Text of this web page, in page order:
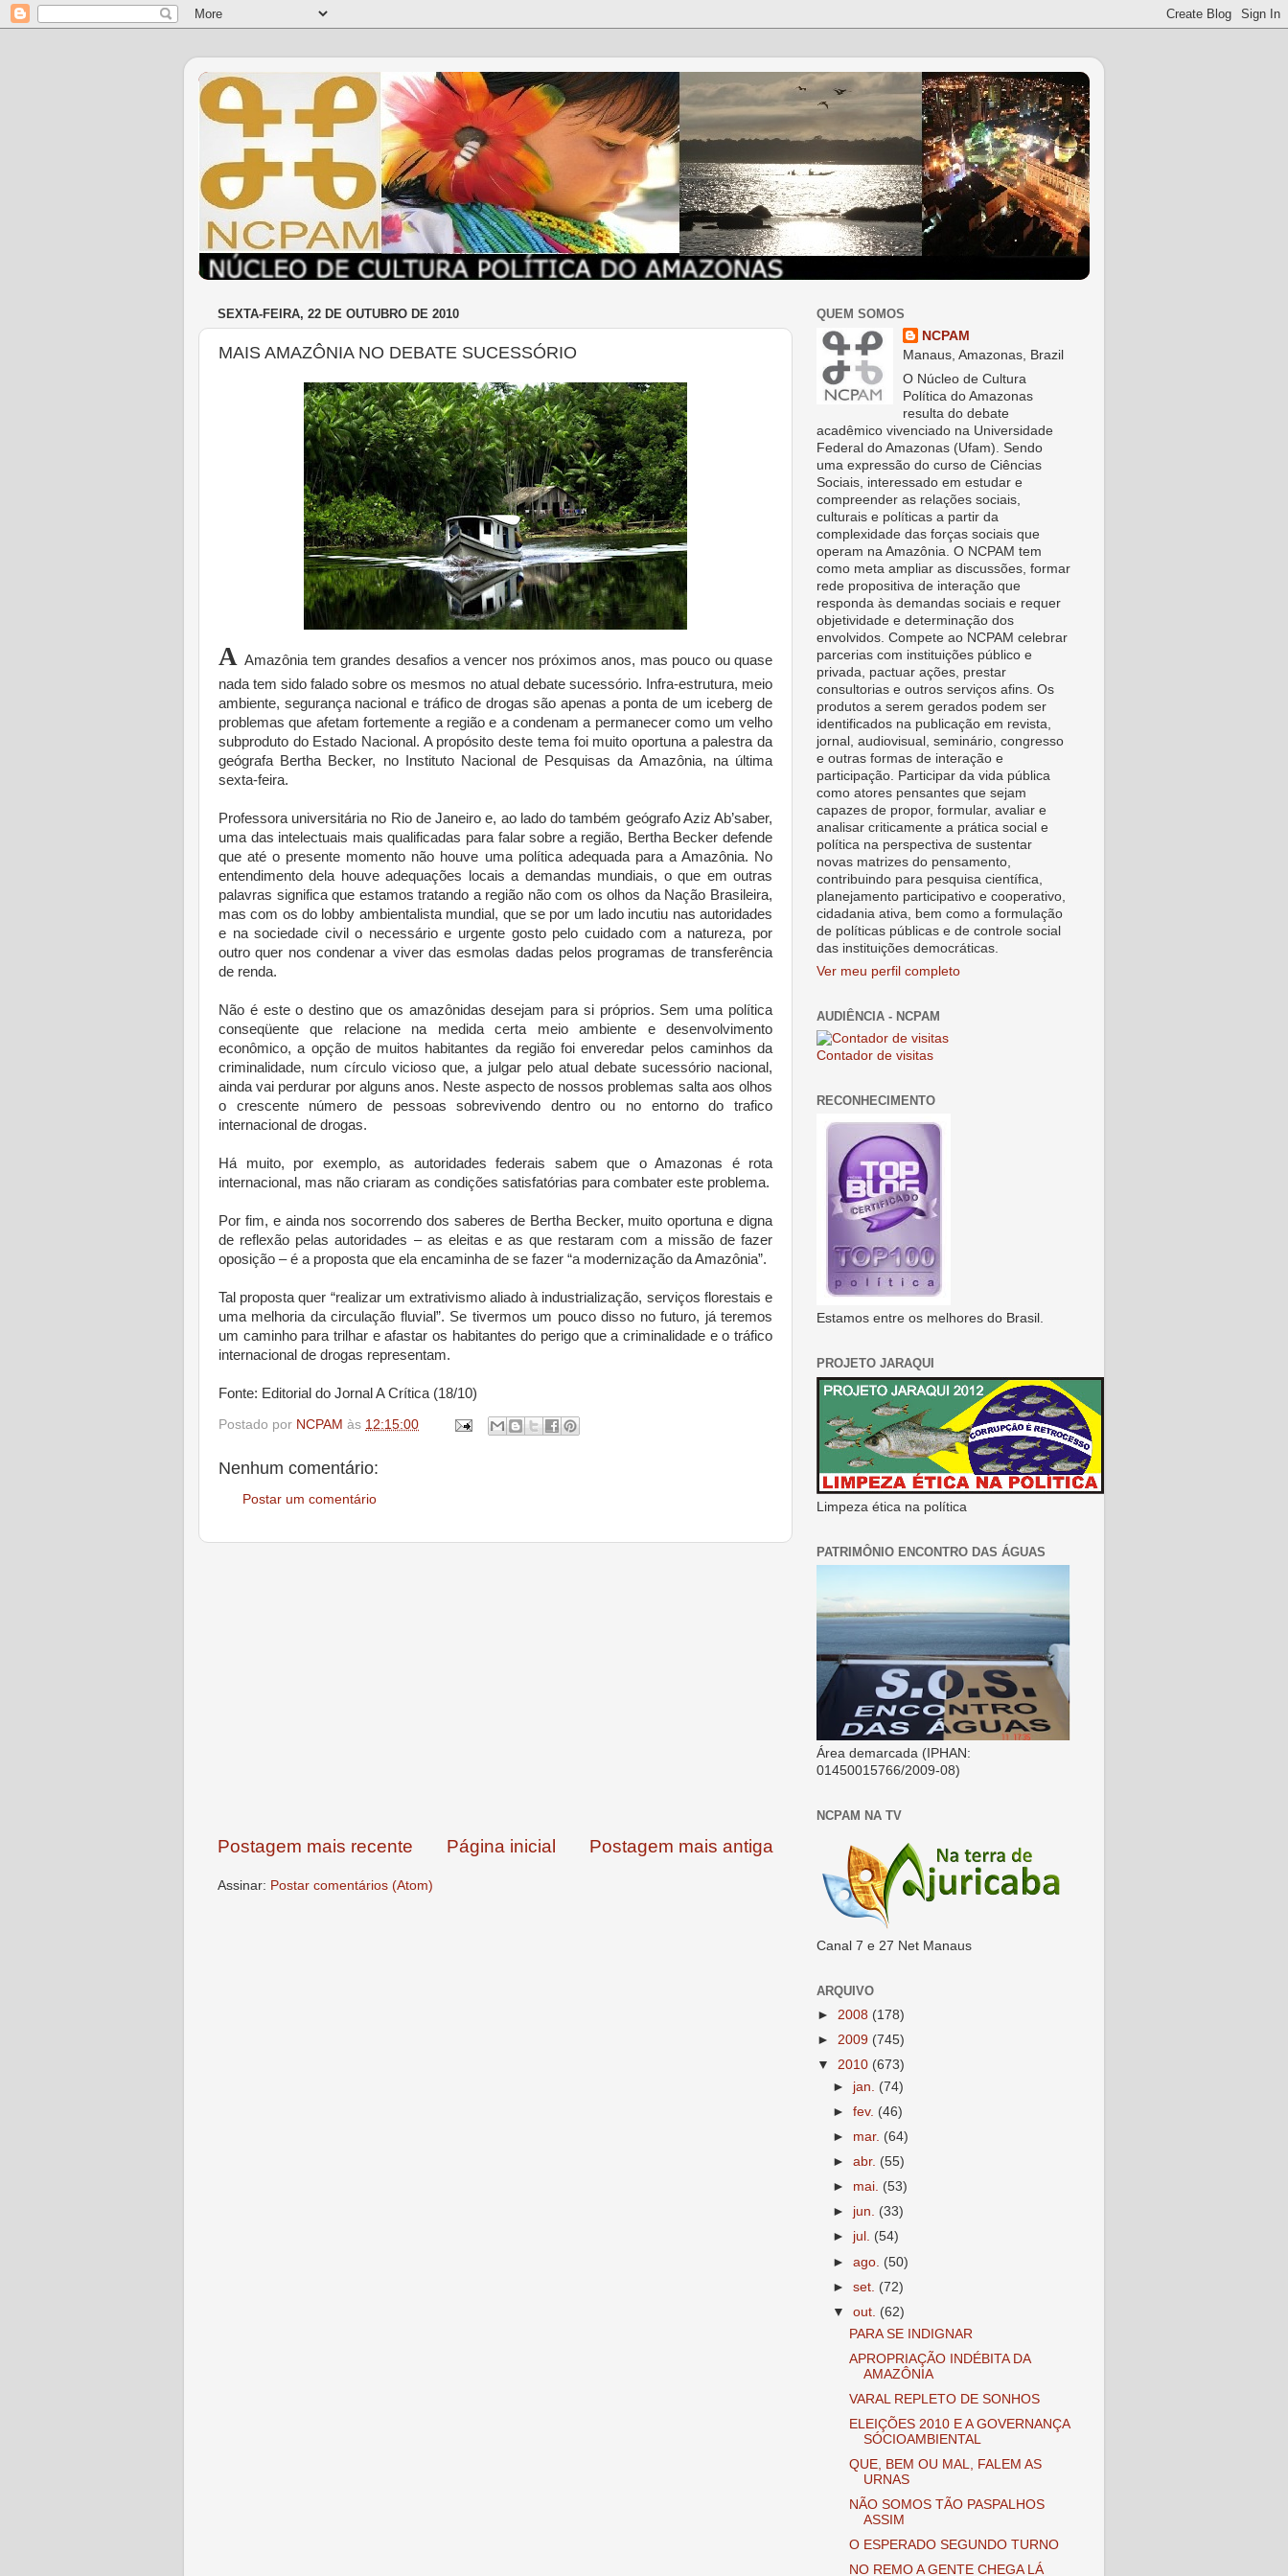
SEXTA-FEIRA, 22 DE OUTUBRO DE 2010
MAIS AMAZÔNIA NO DEBATE SUCESSÓRIO
A Amazônia tem grandes desafios a vencer nos próximos anos, mas pouco ou quase
nada tem sido falado sobre os mesmos no atual debate sucessório. Infra-estrutura, meio
ambiente, segurança nacional e tráfico de drogas são apenas a ponta de um iceberg de
problemas que afetam fortemente a região e a condenam a permanecer como um velho
subproduto do Estado Nacional. A propósito deste tema foi muito oportuna a palestra da
geógrafa Bertha Becker, no Instituto Nacional de Pesquisas da Amazônia, na última
sexta-feira.
Professora universitária no Rio de Janeiro e, ao lado do também geógrafo Aziz Ab’saber,
uma das intelectuais mais qualificadas para falar sobre a região, Bertha Becker defende
que até o presente momento não houve uma política adequada para a Amazônia. No
entendimento dela houve adequações locais a demandas mundiais, o que em outras
palavras significa que estamos tratando a região não com os olhos da Nação Brasileira,
mas com os do lobby ambientalista mundial, que se por um lado incutiu nas autoridades
e na sociedade civil o necessário e urgente gosto pelo cuidado com a natureza, por
outro quer nos condenar a viver das esmolas dadas pelos programas de transferência
de renda.
Não é este o destino que os amazônidas desejam para si próprios. Sem uma política
conseqüente que relacione na medida certa meio ambiente e desenvolvimento
econômico, a opção de muitos habitantes da região foi enveredar pelos caminhos da
criminalidade, num círculo vicioso que, a julgar pelo atual debate sucessório nacional,
ainda vai perdurar por alguns anos. Neste aspecto de nossos problemas salta aos olhos
o crescente número de pessoas sobrevivendo dentro ou no entorno do trafico
internacional de drogas.
Há muito, por exemplo, as autoridades federais sabem que o Amazonas é rota
internacional, mas não criaram as condições satisfatórias para combater este problema.
Por fim, e ainda nos socorrendo dos saberes de Bertha Becker, muito oportuna e digna
de reflexão pelas autoridades – as eleitas e as que restaram com a missão de fazer
oposição – é a proposta que ela encaminha de se fazer “a modernização da Amazônia”.
Tal proposta quer “realizar um extrativismo aliado à industrialização, serviços florestais e
uma melhoria da circulação fluvial”. Se tivermos um pouco disso no futuro, já teremos
um caminho para trilhar e afastar os habitantes do perigo que a criminalidade e o tráfico
internacional de drogas representam.
Fonte: Editorial do Jornal A Crítica (18/10)
Postado por NCPAM às 12:15:00
Nenhum comentário:
Postar um comentário
Postagem mais recente Postagem mais antiga
Página inicial
Assinar: Postar comentários (Atom)
QUEM SOMOS
NCPAM
Manaus, Amazonas, Brazil
O Núcleo de Cultura
Política do Amazonas
resulta do debate
acadêmico vivenciado na Universidade
Federal do Amazonas (Ufam). Sendo
uma expressão do curso de Ciências
Sociais, interessado em estudar e
compreender as relações sociais,
culturais e políticas a partir da
complexidade das forças sociais que
operam na Amazônia. O NCPAM tem
como meta ampliar as discussões, formar
rede propositiva de interação que
responda às demandas sociais e requer
objetividade e determinação dos
envolvidos. Compete ao NCPAM celebrar
parcerias com instituições público e
privada, pactuar ações, prestar
consultorias e outros serviços afins. Os
produtos a serem gerados podem ser
identificados na publicação em revista,
jornal, audiovisual, seminário, congresso
e outras formas de interação e
participação. Participar da vida pública
como atores pensantes que sejam
capazes de propor, formular, avaliar e
analisar criticamente a prática social e
política na perspectiva de sustentar
novas matrizes do pensamento,
contribuindo para pesquisa científica,
planejamento participativo e cooperativo,
cidadania ativa, bem como a formulação
de políticas públicas e de controle social
das instituições democráticas.
Ver meu perfil completo
AUDIÊNCIA - NCPAM
Contador de visitas
RECONHECIMENTO
Estamos entre os melhores do Brasil.
PROJETO JARAQUI
Limpeza ética na política
PATRIMÔNIO ENCONTRO DAS ÁGUAS
Área demarcada (IPHAN:
01450015766/2009-08)
NCPAM NA TV
Canal 7 e 27 Net Manaus
ARQUIVO
► 2008 (178)
► 2009 (745)
▼ 2010 (673)
► jan. (74)
►fev. (46)
► mar. (64)
►abr. (55)
► mai. (53)
► jun. (33)
► jul. (54)
►ago. (50)
►set. (72)
▼out. (62)
PARA SE INDIGNAR
APROPRIAÇÃO INDÉBITA DA
AMAZÔNIA
VARAL REPLETO DE SONHOS
ELEIÇÕES 2010 E A GOVERNANÇA
SÓCIOAMBIENTAL
QUE, BEM OU MAL, FALEM AS
URNAS
NÃO SOMOS TÃO PASPALHOS
ASSIM
O ESPERADO SEGUNDO TURNO
NO REMO A GENTE CHEGA LÁ